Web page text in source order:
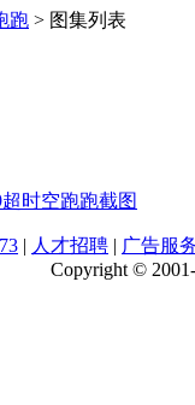
跑 > 图集列表
超时空跑跑截图
| 人才招聘 | 广告服
Copyright ©